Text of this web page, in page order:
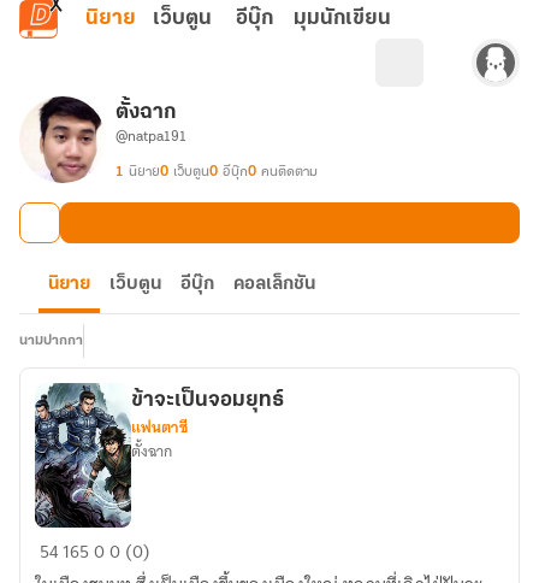
ข้ามไปยังเนื้อหาหลัก
นิยาย เว็บตูน อีบุ๊ก มุมนักเขียน
ตั้งฉาก
@natpa191
1 นิยาย0 เว็บตูน0 อีบุ๊ก0 คนติดตาม
นิยาย เว็บตูน อีบุ๊ก คอลเล็กชัน
นามปากกา
ข้า
จะ
ข้าจะเป็นจอมยุทธ์
แฟนตาซี
ตั้งฉาก
5416500 (0)